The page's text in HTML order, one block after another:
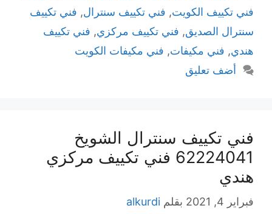
فني تكييف الكويت, فني تكييف سنترال, فني تكييف
سنترال الصديق, فني تكييف مركزي, فني تكييف
هندي, فني مكيفات, فني مكيفات الكويت
أضف تعليق
فني تكييف سنترال الشويخ
62224041 فني تكييف مركزي
هندي
فبراير 4, 2021 بقلم alkurdi